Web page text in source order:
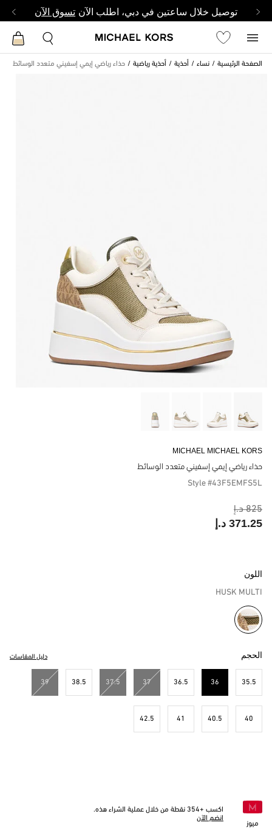
توصيل خلال ساعتين في دبي، اطلب الآن تسوق الآن
الصفحة الرئيسية نساء أحذية أحذية رياضية حذاء رياضي إيمي إسفيني متعدد الوسائط
MICHAEL MICHAEL KORS
حذاء رياضي إيمي إسفيني متعدد الوسائط
Style #43F5EMFS5L
825 د.إ
371.25 د.إ
اللون
HUSK MULTI
مختار
الحجم دليل المقاسات
35.5
36
36.5
37
37.5
38.5
39
40
40.5
41
42.5
ميوز
اكسب +354 نقطة من خلال عملية الشراء هذه.
انضم الآن